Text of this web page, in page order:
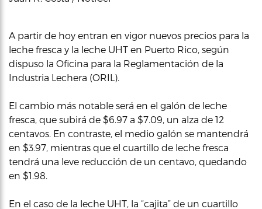
A partir de hoy entran en vigor nuevos precios para la
leche fresca y la leche UHT en Puerto Rico, según
dispuso la Oficina para la Reglamentación de la
Industria Lechera (ORIL).
El cambio más notable será en el galón de leche
fresca, que subirá de $6.97 a $7.09, un alza de 12
centavos. En contraste, el medio galón se mantendrá
en $3.97, mientras que el cuartillo de leche fresca
tendrá una leve reducción de un centavo, quedando
en $1.98.
En el caso de la leche UHT, la “cajita” de un cuartillo